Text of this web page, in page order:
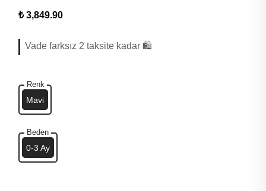
₺ 3,849.90
Vade farksız 2 taksite kadar 🛍️
Renk
Mavi
Beden
0-3 Ay